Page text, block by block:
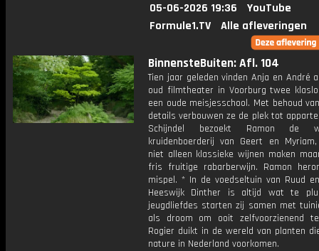
05-06-2026 19:36
YouTube
Formule1.TV
Alle afleveringen
BinnensteBuiten: Afl. 104
Tien jaar geleden vinden Anja en André
oud filmtheater in Voorburg twee
een oude meisjesschool. Met behoud
details verbouwen ze de plek tot
Schijndel bezoekt Ramon de
kruidenboerderij van Geert en
niet alleen klassieke wijnen maken
fris fruitige rabarberwijn. Ramon
mispel. * In de voedseltuin van Ruud
Heeswijk Dinther is altijd wat te
jeugdliefdes starten zij samen met
als droom om ooit zelfvoorzienend
Rogier duikt in de wereld van planten
nature in Nederland voorkomen.